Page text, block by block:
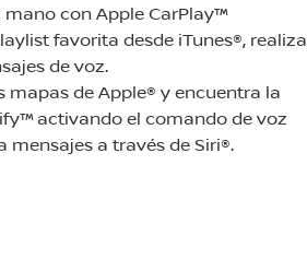
con Apple CarPlay™
favorita desde iTunes®, realiza
de voz.
de Apple® y encuentra la
activando el comando de voz
mensajes a través de Siri®.